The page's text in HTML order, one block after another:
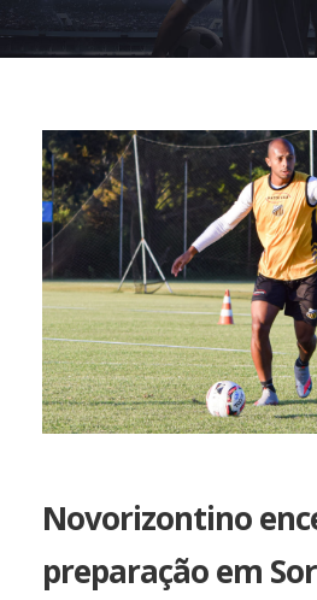
Novorizontino
preparação em